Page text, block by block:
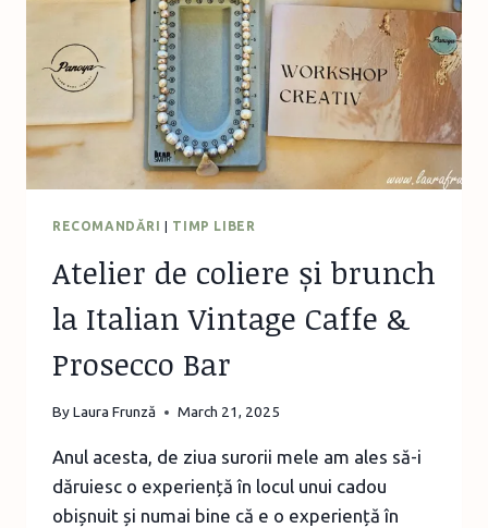
RECOMANDĂRI | TIMP LIBER
Atelier de coliere și brunch
la Italian Vintage Caffe &
Prosecco Bar
ByLaura Frunză March 21, 2025
Anul acesta, de ziua surorii mele am ales să-i
dăruiesc o experiență în locul unui cadou
obișnuit și numai bine că e o experiență în